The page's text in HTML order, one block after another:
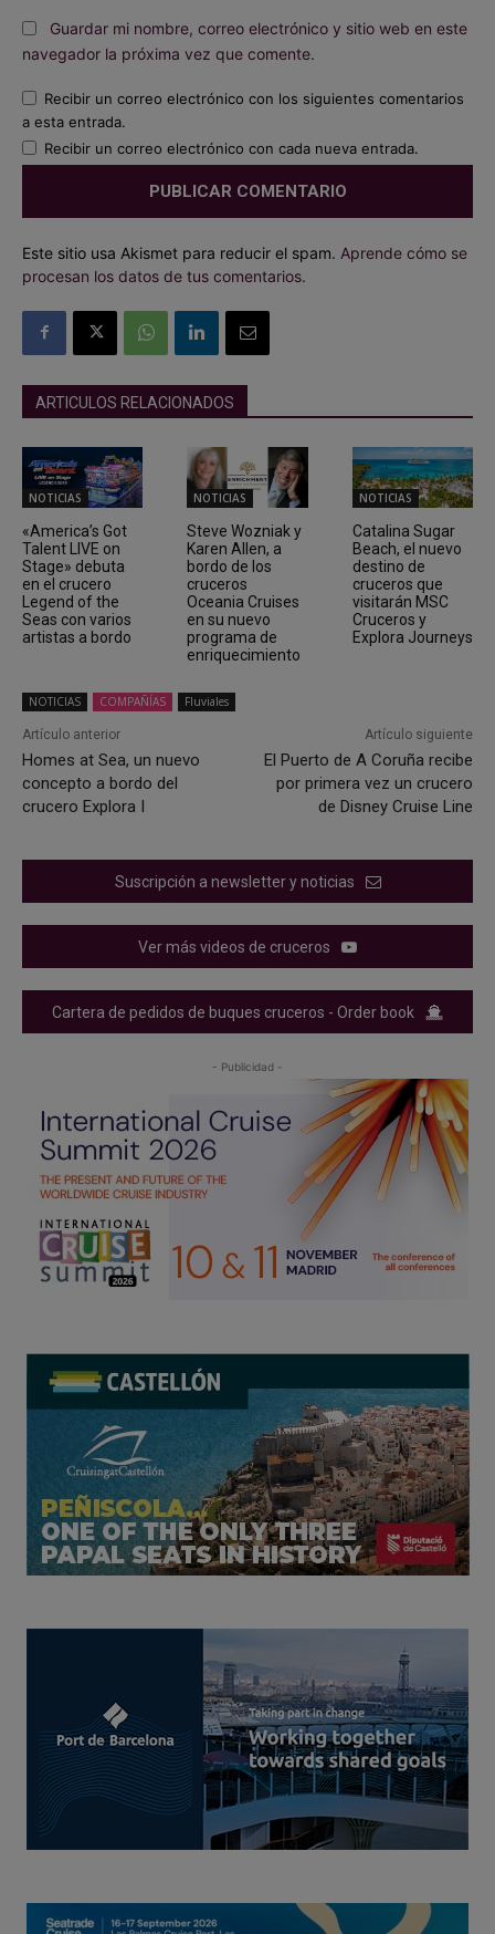
Guardar mi nombre, correo electrónico y sitio web en este
navegador la próxima vez que comente.
Recibir un correo electrónico con los siguientes comentarios
a esta entrada.
Recibir un correo electrónico con cada nueva entrada.
Este sitio usa Akismet para reducir el spam. Aprende cómo se
procesan los datos de tus comentarios.
ARTICULOS RELACIONADOS
NOTICIAS
«America’s Got
Talent LIVE on
Stage» debuta
en el crucero
Legend of the
Seas con varios
artistas a bordo
NOTICIAS
Steve Wozniak y
Karen Allen, a
bordo de los
cruceros
Oceania Cruises
en su nuevo
programa de
enriquecimiento
NOTICIAS
Catalina Sugar
Beach, el nuevo
destino de
cruceros que
visitarán MSC
Cruceros y
Explora Journeys
NOTICIAS COMPAÑÍAS Fluviales
Artículo anterior
Homes at Sea, un nuevo
concepto a bordo del
crucero Explora I
Artículo siguiente
El Puerto de A Coruña recibe
por primera vez un crucero
de Disney Cruise Line
Suscripción a newsletter y noticias
Ver más videos de cruceros
Cartera de pedidos de buques cruceros - Order book
- Publicidad -